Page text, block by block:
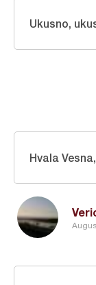
Ukusno,
Hvala